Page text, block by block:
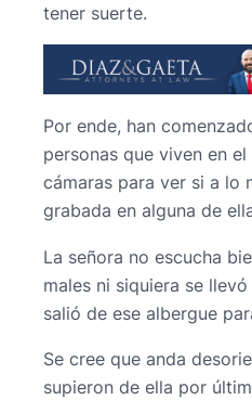
tener suerte.
Por ende, han
personas que viven en
cámaras para ver si a lo
grabada en alguna de
La señora no escucha
males ni siquiera se
salió de ese albergue
Se cree que anda
supieron de ella por